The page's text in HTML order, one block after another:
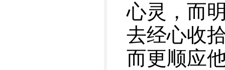
心灵，而
去经心收
而更顺应